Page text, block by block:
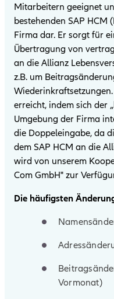
Mitarbeitern geeignet
bestehenden SAP HCM
Firma dar. Er sorgt für
Übertragung von
an die Allianz
z.B. um
Wiederinkraftsetzungen.
erreicht, indem sich der
Umgebung der Firma
die Doppeleingabe, da
dem SAP HCM an die
wird von unserem
Com GmbH" zur
Die häufigsten
Vormonat)